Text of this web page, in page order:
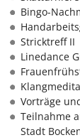
Bingo-
Stricktreff II
Linedance
Vorträge
Teilnahme
Stadt